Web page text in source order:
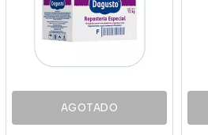
AGOTADO